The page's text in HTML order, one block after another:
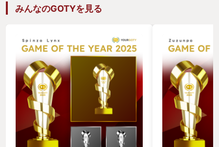
理由ともなる。 ・主人公がまさかのゼル
ダ姫 ゼル伝シリーズを知らない人は何を
回はゼルダ姫が主人公となる、しかし外
伝のようなものではなく、しっかりとし
た本筋を行っている作品である。（公式
サイトの年表にも更新があったね） ・直
接は戦わず、物や魔物をお借りして戦う
知恵のかりものシステム 物や魔物を借り
て攻略することは、自由度が高く、自分
なりの攻略法を見つける楽しみが半端な
い、しかしこれがまた意外と難易度が高
い！ 基本ノーヒントなのでわからなけ
ればスルーするしかないということ
も。。。 またサブタイトル名が知恵の
みんなのGOTYを見る